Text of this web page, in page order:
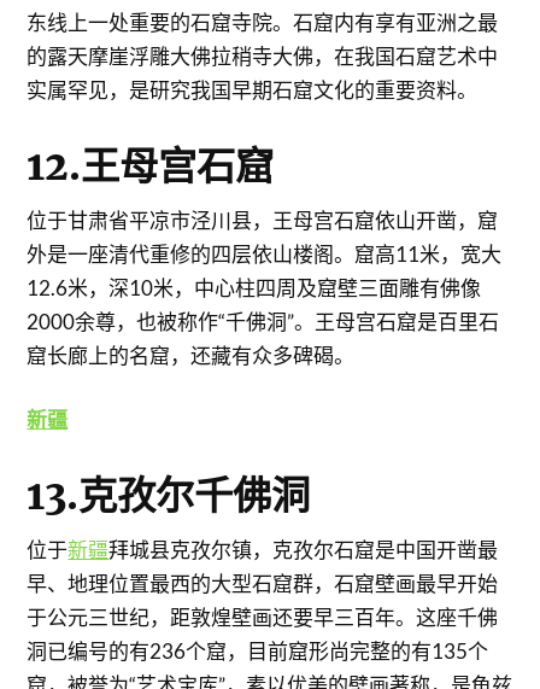
东线上一处重要的石窟寺院。石窟内有享有亚洲之最
的露天摩崖浮雕大佛拉稍寺大佛，在我国石窟艺术中
实属罕见，是研究我国早期石窟文化的重要资料。
12.王母宫石窟
位于甘肃省平凉市泾川县，王母宫石窟依山开凿，窟
外是一座清代重修的四层依山楼阁。窟高11米，宽大
12.6米，深10米，中心柱四周及窟壁三面雕有佛像
2000余尊，也被称作“千佛洞”。王母宫石窟是百里石
窟长廊上的名窟，还藏有众多碑碣。
新疆
13.克孜尔千佛洞
位于新疆拜城县克孜尔镇，克孜尔石窟是中国开凿最
早、地理位置最西的大型石窟群，石窟壁画最早开始
于公元三世纪，距敦煌壁画还要早三百年。这座千佛
洞已编号的有236个窟，目前窟形尚完整的有135个